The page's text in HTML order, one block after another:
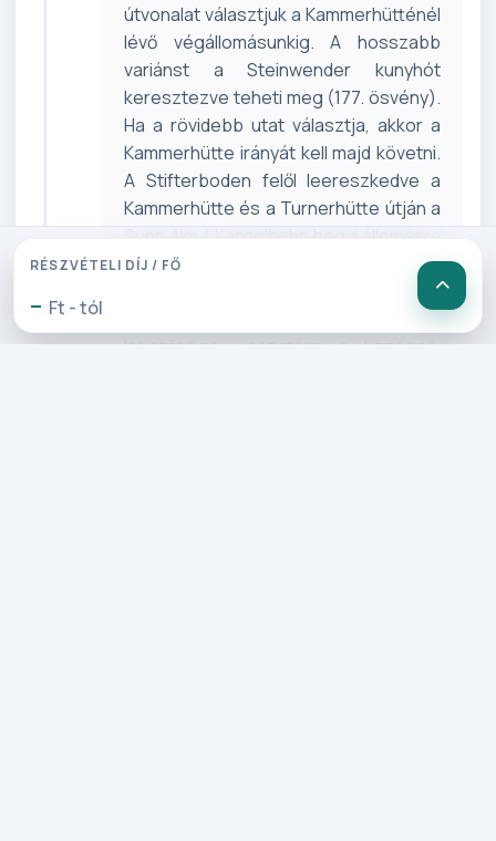
útvonalat választjuk a Kammerhütténél
lévő végállomásunkig. A hosszabb
variánst a Steinwender kunyhót
keresztezve teheti meg (177. ösvény).
Ha a rövidebb utat választja, akkor a
Kammerhütte irányát kell majd követni.
A Stifterboden felől leereszkedve a
Kammerhütte és a Turnerhütte útján a
Sunn Alm / Kanzelbahn hegyi állomásra
(1440 m) érkezünk. Ha mégsem venne
részt a „Gerlitzen 4 hütte” túrán, a
Gerlitzen csúcsról felvonójeggyel lesz
lehetősége visszatérni a középső,
RÉSZVÉTELI DÍJ / FŐ
- Ft - tól